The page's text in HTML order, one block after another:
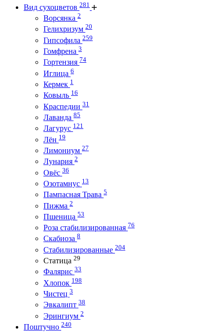
Вид сухоцветов 281
Ворсянка 2
Гелихризум 20
Гипсофила 259
Гомфрена 3
Гортензия 74
Иглица 6
Кермек 1
Ковыль 16
Краспедии 31
Лаванда 85
Лагурус 121
Лён 19
Лимониум 27
Лунария 2
Овёс 36
Озотамнус 13
Пампасная Трава 5
Пижма 2
Пшеница 53
Роза стабилизированная 76
Скабиоза 8
Стабилизированные 204
Статица 29
Фалярис 33
Хлопок 198
Чистец 3
Эвкалипт 38
Эрингиум 2
Поштучно 240